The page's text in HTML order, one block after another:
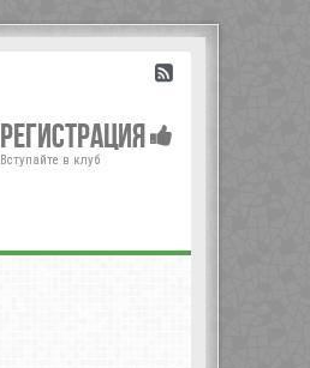
Регистрация
Вступайте в клуб